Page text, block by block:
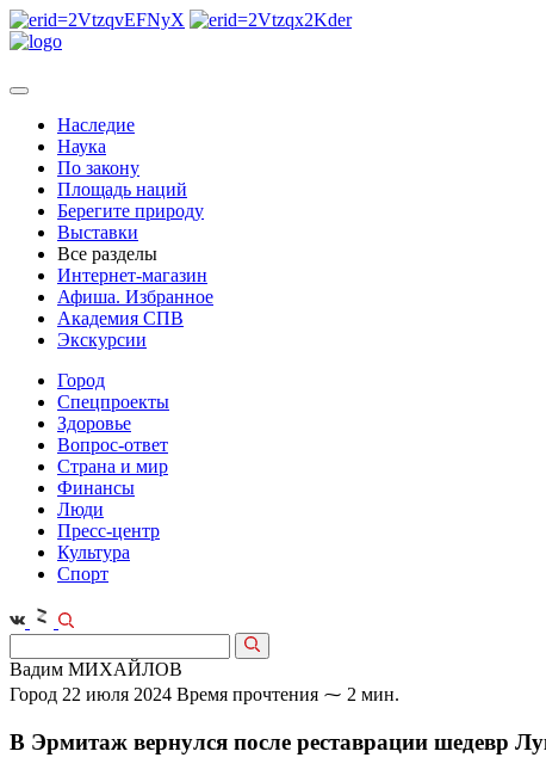
Наследие
Наука
По закону
Площадь наций
Берегите природу
Выставки
Все разделы
Интернет-магазин
Афиша. Избранное
Академия СПВ
Экскурсии
Город
Спецпроекты
Здоровье
Вопрос-ответ
Страна и мир
Финансы
Люди
Пресс-центр
Культура
Спорт
Вадим МИХАЙЛОВ
Город 22 июля 2024 Время прочтения ⁓ 2 мин.
В Эрмитаж вернулся после реставрации шедевр